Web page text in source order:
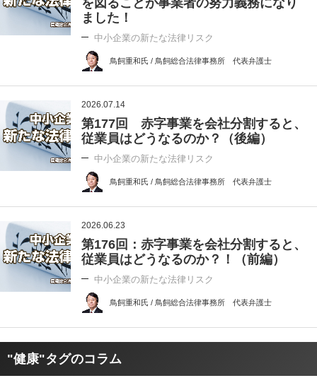
を図ることが事業者の努力義務になり
ました！
中小企業の新たな法律リスク
鳥飼重和氏 / 鳥飼総合法律事務所 代表弁護士
2026.07.14
第177回 赤字事業を会社分割すると、
従業員はどうなるのか？（後編）
中小企業の新たな法律リスク
鳥飼重和氏 / 鳥飼総合法律事務所 代表弁護士
2026.06.23
第176回：赤字事業を会社分割すると、
従業員はどうなるのか？！（前編）
中小企業の新たな法律リスク
鳥飼重和氏 / 鳥飼総合法律事務所 代表弁護士
"健康"タグのコラム